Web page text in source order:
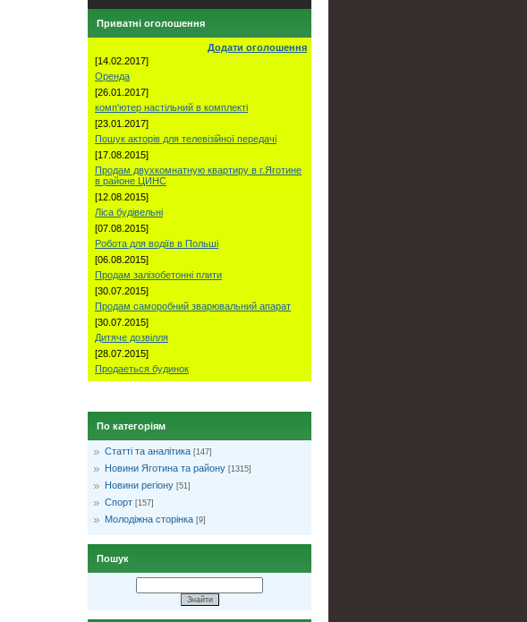
Приватні оголошення
Додати оголошення
[14.02.2017]
Оренда
[26.01.2017]
комп'ютер настільний в комплекті
[23.01.2017]
Пошук акторів для телевізійної передачі
[17.08.2015]
Продам двухкомнатную квартиру в г.Яготине
в районе ЦИНС
[12.08.2015]
Ліса будівельні
[07.08.2015]
Робота для водіїв в Польші
[06.08.2015]
Продам залізобетонні плити
[30.07.2015]
Продам саморобний зварювальний апарат
[30.07.2015]
Дитяче дозвілля
[28.07.2015]
Продаеться будинок
По категоріям
Статті та аналітика [147]
Новини Яготина та району [1315]
Новини регіону [51]
Спорт [157]
Молодіжна сторінка [9]
Пошук